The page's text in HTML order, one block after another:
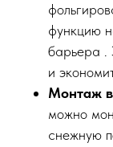
функцию
барьера .
и
Монтаж
можно
снежную